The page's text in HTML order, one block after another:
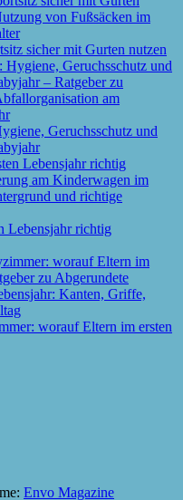
sicher mit Gurten nutzen
Geruchsschutz und
Lebensjahr richtig
worauf Eltern im ersten
Envo Magazine